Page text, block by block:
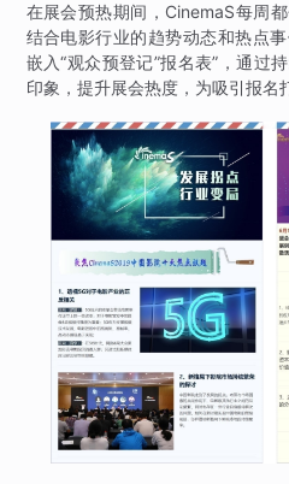
在展会预热期间，CinemaS每周
结合电影行业的趋势动态和热点
嵌入“观众预登记”报名表”，通过
印象，提升展会热度，为吸引报名